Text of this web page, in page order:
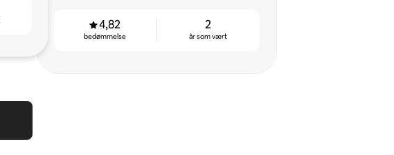
4,82
bedømmelse
2
år som vært